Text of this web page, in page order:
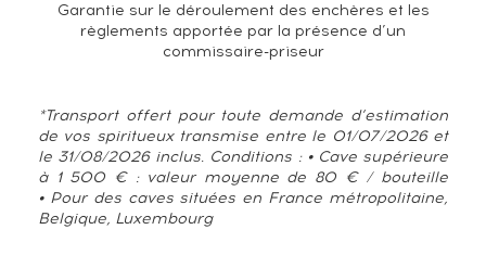
Garantie sur le déroulement des enchères et les
règlements apportée par la présence d’un
commissaire-priseur
*Transport offert pour toute demande d’estimation
de vos spiritueux transmise entre le 01/07/2026 et
le 31/08/2026 inclus. Conditions : • Cave supérieure
à 1 500 € : valeur moyenne de 80 € / bouteille
• Pour des caves situées en France métropolitaine,
Belgique, Luxembourg